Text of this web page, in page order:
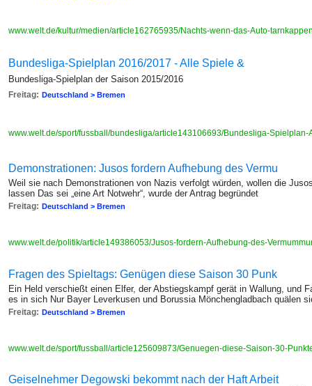
www.welt.de/kultur/medien/article162765935/Nachts-wenn-das-Auto-
Bundesliga-Spielplan 2016/2017 - Alle Spiele &
Bundesliga-Spielplan der Saison 2015/2016
Freitag: Deutschland > Bremen
www.welt.de/sport/fussball/bundesliga/article143106693/Bundesliga-
Demonstrationen: Jusos fordern Aufhebung des Vermu
Weil sie nach Demonstrationen von Nazis verfolgt würden, wollen die
lassen Das sei „eine Art Notwehr“, wurde der Antrag begründet
Freitag: Deutschland > Bremen
www.welt.de/politik/article149386053/Jusos-fordern-Aufhebung-des-
Fragen des Spieltags: Genügen diese Saison 30 Punk
Ein Held verschießt einen Elfer, der Abstiegskampf gerät in Wallung, und
es in sich Nur Bayer Leverkusen und Borussia Mönchengladbach quälen
Freitag: Deutschland > Bremen
www.welt.de/sport/fussball/article125609873/Genuegen-diese-Saison-30-
Geiselnehmer Degowski bekommt nach der Haft Arbeit